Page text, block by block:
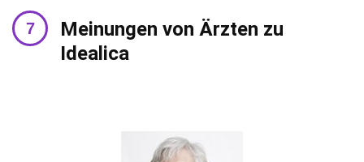
Meinungen von Ärzten zu
Idealica